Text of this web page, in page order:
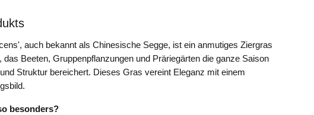
auch bekannt als Chinesische Segge, ist ein anmutiges Ziergras
das Beeten, Gruppenpflanzungen und Präriegärten die ganze Saison
Struktur bereichert. Dieses Gras vereint Eleganz mit einem
besonders?